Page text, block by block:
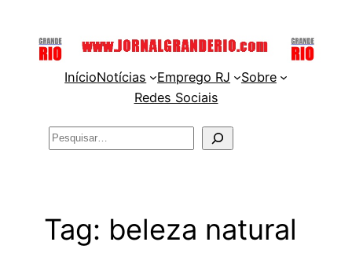
InícioNotícias Emprego RJ
Sobre
Redes Sociais
Pesquisar
Tag: beleza natural